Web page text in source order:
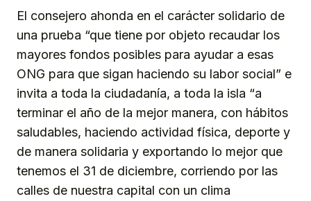
El consejero ahonda en el carácter solidario de
una prueba “que tiene por objeto recaudar los
mayores fondos posibles para ayudar a esas
ONG para que sigan haciendo su labor social” e
invita a toda la ciudadanía, a toda la isla “a
terminar el año de la mejor manera, con hábitos
saludables, haciendo actividad física, deporte y
de manera solidaria y exportando lo mejor que
tenemos el 31 de diciembre, corriendo por las
calles de nuestra capital con un clima